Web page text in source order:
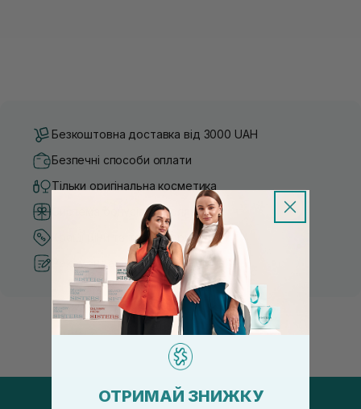
Безкоштовна доставка від 3000 UAH
Безпечні способи оплати
Тільки оригінальна косметика
Система бонусів та лояльності
Кращі ціни та топ товари
Рекомендації від косметологів
ОТРИМАЙ ЗНИЖКУ